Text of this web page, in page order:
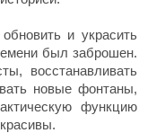
и украсить
был заброшен.
восстанавливать
новые фонтаны,
функцию